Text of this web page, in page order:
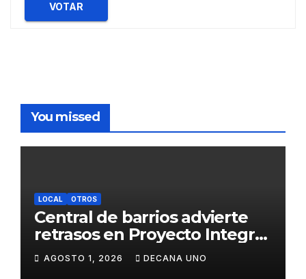
VOTAR
You missed
LOCAL OTROS
Central de barrios advierte
retrasos en Proyecto Integral
de Agua y Alcantarillado para
Juliaca
AGOSTO 1, 2026 DECANA UNO